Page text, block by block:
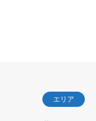
エリア